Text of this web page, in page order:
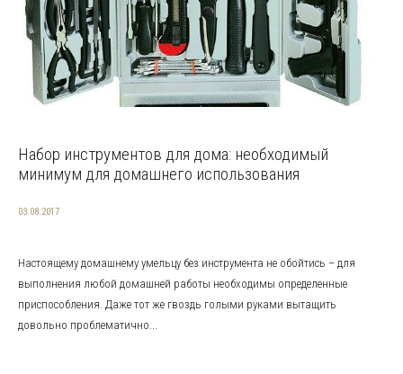
Набор инструментов для дома: необходимый
минимум для домашнего использования
03.08.2017
Настоящему домашнему умельцу без инструмента не обойтись – для
выполнения любой домашней работы необходимы определенные
приспособления. Даже тот же гвоздь голыми руками вытащить
довольно проблематично...